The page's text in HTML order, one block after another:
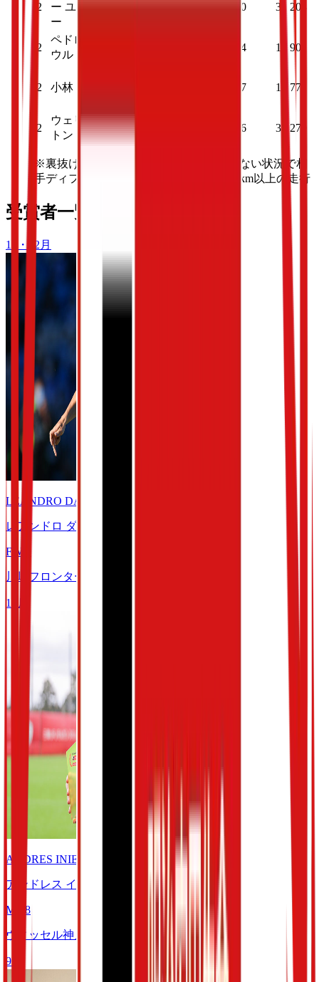
2
ー ユンカ
ー
40 3 208
2
ペドロ ハ
ウル
14 1 90
2 小林 悠 17 1 77
2
ウェリン
トン
湘
南
2 66 3 270
※裏抜け：自身がボールキープをしていない状況で相
手ディフェンスラインを突破した時速14km以上の走行
受賞者一覧
11・12 月
LEANDRO DAMIAO
レアンドロ ダミアン
FW
川崎フロンターレ
10 月
ANDRES INIESTA
アンドレス イニエスタ
MF 8
ヴィッセル神戸
9